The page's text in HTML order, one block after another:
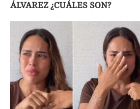
ÁLVAREZ ¿CUÁLES SON?